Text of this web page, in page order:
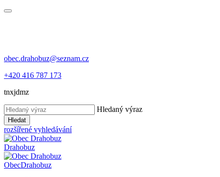
obec.drahobuz@seznam.cz
+420 416 787 173
tnxjdmz
Hledaný výraz
Hledat
rozšířené vyhledávání
Drahobuz
ObecDrahobuz